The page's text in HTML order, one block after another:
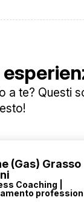
te? Questi
(Gas) Grasso
Coaching |